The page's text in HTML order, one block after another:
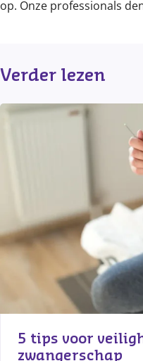
op. Onze professionals
Verder lezen
5 tips voor
zwangerschap